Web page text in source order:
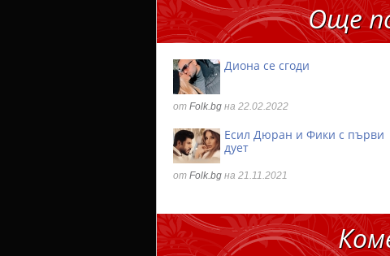
Още
Диона се сгоди
от Folk.bg на 22.02.2022
Есил Дюран и Фики с първи
дует
от Folk.bg на 21.11.2021